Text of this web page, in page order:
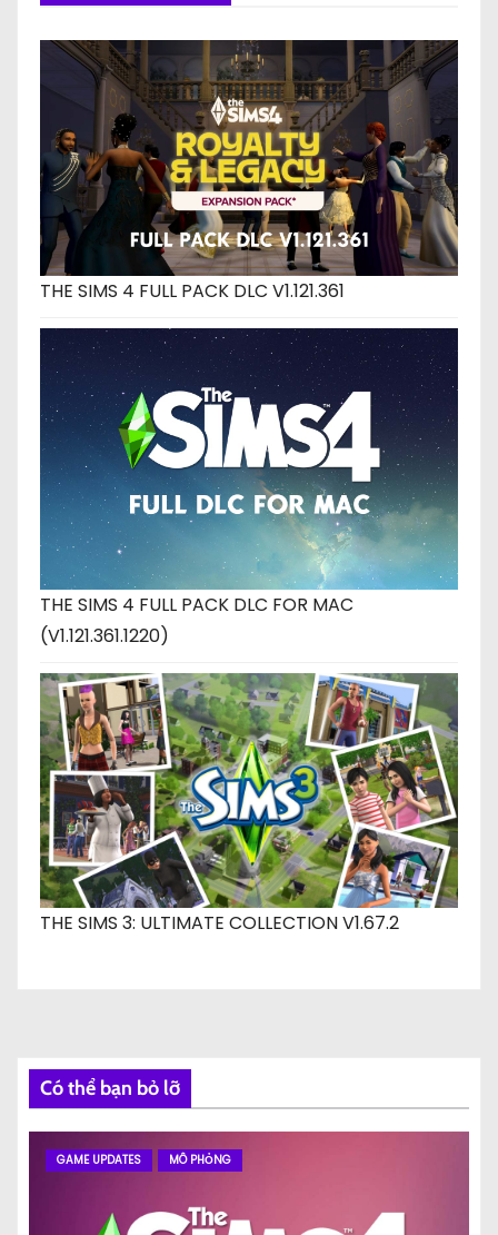
THE SIMS 4 FULL PACK DLC V1.121.361
THE SIMS 4 FULL PACK DLC FOR MAC
(V1.121.361.1220)
THE SIMS 3: ULTIMATE COLLECTION V1.67.2
Có thể bạn bỏ lỡ
GAME UPDATES MÔ PHỎNG